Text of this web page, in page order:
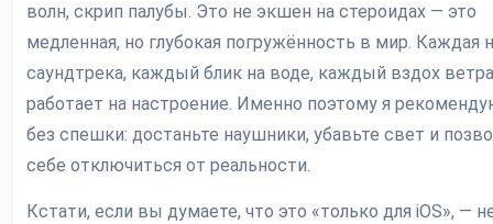
волн, скрип палубы. Это не экшен на стероидах — это
медленная, но глубокая погружённость в мир. Каждая
саундтрека, каждый блик на воде, каждый вздох
работает на настроение. Именно поэтому я
без спешки: достаньте наушники, убавьте свет и
себе отключиться от реальности.
Кстати, если вы думаете, что это «только для iOS», —